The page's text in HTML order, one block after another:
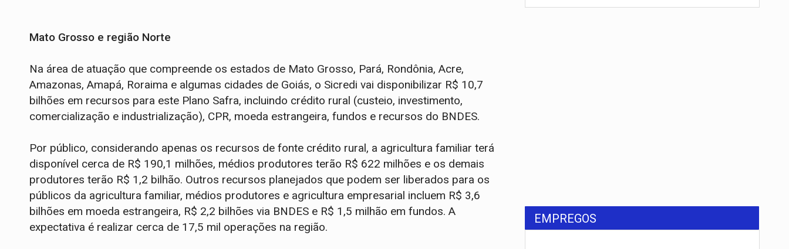
Mato Grosso e região Norte
Na área de atuação que compreende os estados de Mato Grosso, Pará, Rondônia, Acre,
Amazonas, Amapá, Roraima e algumas cidades de Goiás, o Sicredi vai disponibilizar R$ 10,7
bilhões em recursos para este Plano Safra, incluindo crédito rural (custeio, investimento,
comercialização e industrialização), CPR, moeda estrangeira, fundos e recursos do BNDES.
Por público, considerando apenas os recursos de fonte crédito rural, a agricultura familiar terá
disponível cerca de R$ 190,1 milhões, médios produtores terão R$ 622 milhões e os demais
produtores terão R$ 1,2 bilhão. Outros recursos planejados que podem ser liberados para os
públicos da agricultura familiar, médios produtores e agricultura empresarial incluem R$ 3,6
bilhões em moeda estrangeira, R$ 2,2 bilhões via BNDES e R$ 1,5 milhão em fundos. A
expectativa é realizar cerca de 17,5 mil operações na região.
EMPREGOS